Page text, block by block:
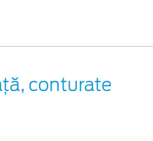
conturate